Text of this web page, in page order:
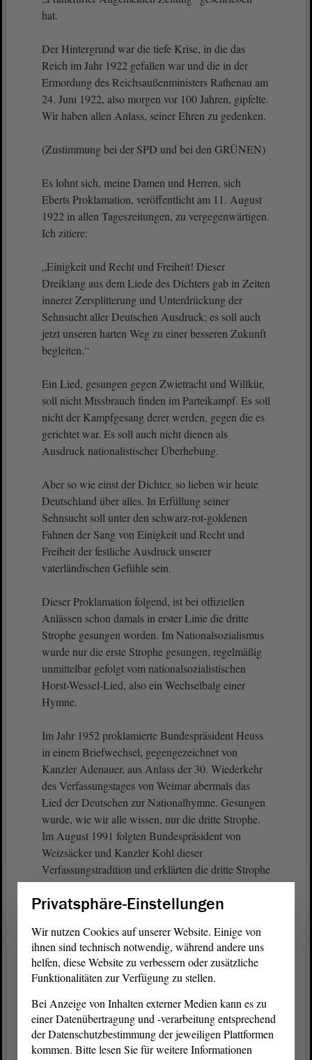
hat.
Der Hintergrund war die tiefe Krise, in die das
Reich im Jahr 1922 gefallen war und die in der
Ermordung des Reichsaußenministers Rathenau am
24. Juni 1922, also morgen vor 100 Jahren, gipfelte.
Wir haben allen Anlass, seiner Ehren zu gedenken.
(Zustimmung bei der SPD und bei den GRÜNEN)
Es lohnt sich, meine Damen und Herren, sich
Eberts Proklamation, veröffentlicht am 11. August
1922 in allen Tageszeitungen, zu vergegenwärtigen.
Ich zitiere:
„Einigkeit und Recht und Freiheit! Dieser
Dreiklang aus dem Liede des Dichters gab in Zeiten
innerer Zersplitterung und Unterdrückung der
Sehnsucht aller Deutschen Ausdruck; es soll auch
jetzt unseren harten Weg zu einer besseren Zukunft
begleiten.“
Ein Lied, gesungen gegen Zwietracht und Willkür,
soll nicht Missbrauch finden im Parteikampf. Es soll
nicht der Kampfgesang derer werden, gegen die es
gerichtet war. Es soll auch nicht dienen als
Ausdruck nationalistischer Überhebung.
Aber so wie einst der Dichter, so lieben wir heute
Deutschland über alles. In Erfüllung seiner
Sehnsucht soll unter den schwarz-rot-goldenen
Fahnen der Sang von Einigkeit und Recht und
Freiheit der festliche Ausdruck unserer
vaterländischen Gefühle sein.
Dieser Proklamation folgend, ist bei offiziellen
Anlässen schon damals in erster Linie die dritte
Strophe gesungen worden. Im Nationalsozialismus
wurde nur die erste Strophe gesungen, regelmäßig
unmittelbar gefolgt vom nationalsozialistischen
Horst-Wessel-Lied, also ein Wechselbalg einer
Hymne.
Im Jahr 1952 proklamierte Bundespräsident Heuss
in einem Briefwechsel, gegengezeichnet von
Kanzler Adenauer, aus Anlass der 30. Wiederkehr
des Verfassungstages von Weimar abermals das
Lied der Deutschen zur Nationalhymne. Gesungen
wurde, wie wir alle wissen, nur die dritte Strophe.
Im August 1991 folgten Bundespräsident von
Weizsäcker und Kanzler Kohl dieser
Verfassungstradition und erklärten die dritte Strophe
zur Nationalhymne und damit zum Staatssymbol.
Staatspraxis ausdrücklich gebilligt. Angesichts der
allgemeinen breiten Akzeptanz besteht zur
Geltungskraft der Hymne als Staatssymbol kein
Handlungsbedarf.
(Zustimmung bei der CDU, von Dr. Falko Grube,
SPD, von Andreas Silbersack, FDP, und von Guido
Kosmehl, FDP)
Privatsphäre-Einstellungen
Wir nutzen Cookies auf unserer Website. Einige von
ihnen sind technisch notwendig, während andere uns
helfen, diese Website zu verbessern oder zusätzliche
Funktionalitäten zur Verfügung zu stellen.
Bei Anzeige von Inhalten externer Medien kann es zu
einer Datenübertragung und -verarbeitung entsprechend
der Datenschutzbestimmung der jeweiligen Plattformen
kommen. Bitte lesen Sie für weitere Informationen